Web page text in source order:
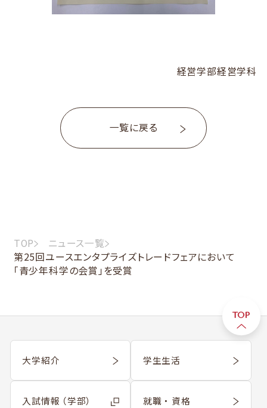
経営学部経営学科
一覧に戻る
TOP
ニュース一覧
第25回ユースエンタプライズトレードフェアにおいて
「青少年科学の会賞」を受賞
大学紹介
入試情報 （学部）
学生生活
就職 ・ 資格